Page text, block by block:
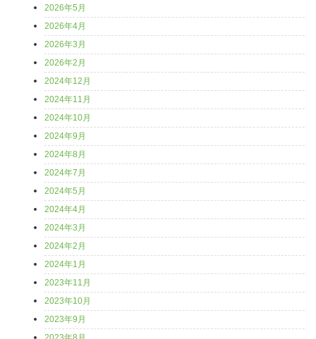
2026年5月
2026年4月
2026年3月
2026年2月
2024年12月
2024年11月
2024年10月
2024年9月
2024年8月
2024年7月
2024年5月
2024年4月
2024年3月
2024年2月
2024年1月
2023年11月
2023年10月
2023年9月